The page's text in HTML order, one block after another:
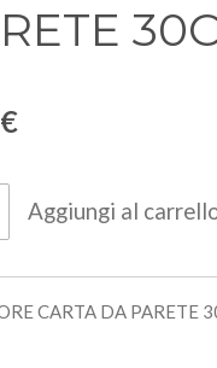
Aggiungi al
CARTA DA PARETE